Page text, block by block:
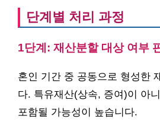
단계별 처리 과정
1단계: 재산분할 대상 여부
혼인 기간 중 공동으로 형성한
다. 특유재산(상속, 증여)이 아
포함될 가능성이 높습니다.